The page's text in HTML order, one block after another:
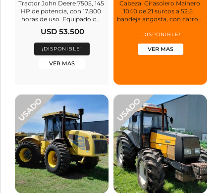
Tractor John Deere 7505, 145
HP de potencia, con 17.800
horas de uso. Equipado c...
USD 53.500
¡DISPONIBLE!
VER MAS
Cabezal Girasolero Mainero
1040 de 21 surcos a 52.5 ,
bandeja angosta, con carro...
¡DISPONIBLE!
VER MAS